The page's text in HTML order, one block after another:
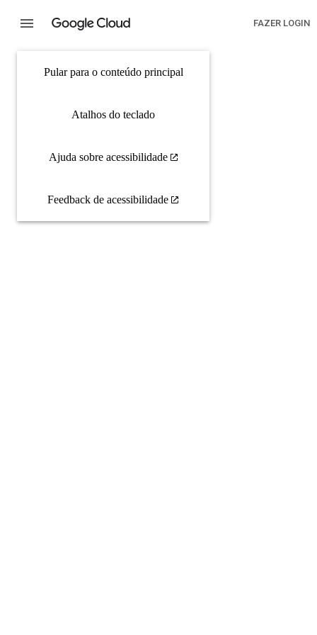
Pular para o conteúdo principal
Atalhos do teclado
Ajuda sobre acessibilidade
Feedback de acessibilidade
FAZER LOGIN